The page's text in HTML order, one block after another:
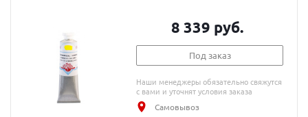
8 339 руб.
Под заказ
Наши менеджеры обязательно свяжутся
с вами и уточнят условия заказа
Самовывоз